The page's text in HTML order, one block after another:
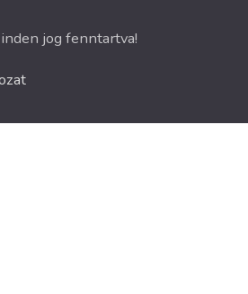
jog fenntartva!